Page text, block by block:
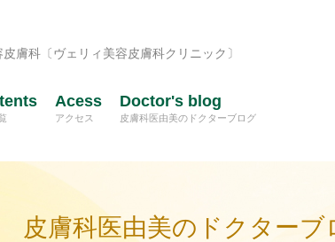
膚科〔ヴェリィ美容皮膚科クリニック〕
Acess
アクセス
Doctor's blog
皮膚科医由美のドクターブログ
皮膚科医由美のドクターブ